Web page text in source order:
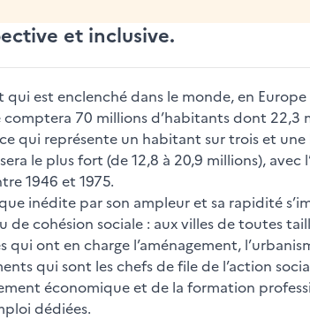
et inclusive.
qui est enclenché dans le monde, en
70 millions d’habitants dont 22,3
qui représente un habitant sur trois et une
le plus fort (de 12,8 à 20,9 millions), avec
1946 et 1975.
inédite par son ampleur et sa rapidité
de cohésion sociale : aux villes de toutes
ont en charge l’aménagement,
qui sont les chefs de file de l’action
économique et de la formation
dédiées.